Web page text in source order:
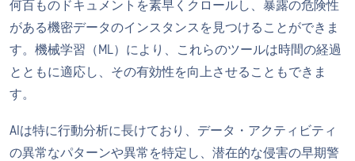
何百ものドキュメントを素早くクロールし、暴露の危険性
がある機密データのインスタンスを見つけることができま
す。機械学習（ML）により、これらのツールは時間の経過
とともに適応し、その有効性を向上させることもできま
す。
AIは特に行動分析に長けており、データ・アクティビティ
の異常なパターンや異常を特定し、潜在的な侵害の早期警